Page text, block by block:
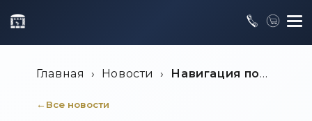
Главная › Новости › Навигация по
Все новости